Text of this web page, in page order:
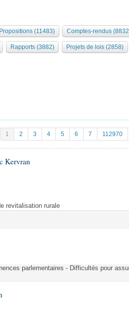
Propositions (11483) Comptes-rendus
Rapports (3882) Projets de lois (2858)
1 2 3 4 5 6 7 112970
Kervran
revitalisation rurale
parlementaires - Difficultés pour